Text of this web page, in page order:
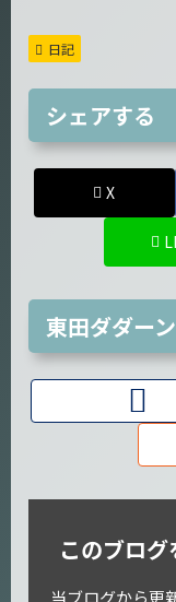
日記
シェアする
X
東田ダダー
このブロ
当ブログから更